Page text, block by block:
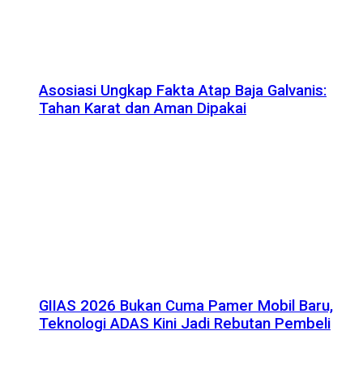
Asosiasi Ungkap Fakta Atap Baja Galvanis:
Tahan Karat dan Aman Dipakai
GIIAS 2026 Bukan Cuma Pamer Mobil Baru,
Teknologi ADAS Kini Jadi Rebutan Pembeli